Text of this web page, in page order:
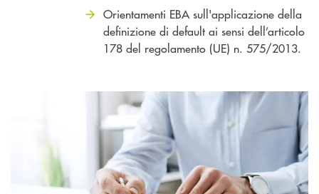
Orientamenti EBA sull'applicazione della
definizione di default ai sensi dell’articolo
178 del regolamento (UE) n. 575/2013.